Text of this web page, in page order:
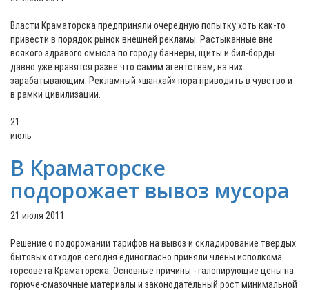
Власти Краматорска предприняли очередную попытку хоть как-то
привести в порядок рынок внешней рекламы. Растыканные вне
всякого здравого смысла по городу баннеры, щиты и бил-борды
давно уже нравятся разве что самим агентствам, на них
зарабатывающим. Рекламный «шанхай» пора приводить в чувство и
в рамки цивилизации.
21
июль
В Краматорске
подорожает вывоз мусора
21 июля 2011
Решение о подорожании тарифов на вывоз и складирование твердых
бытовых отходов сегодня единогласно приняли члены исполкома
горсовета Краматорска. Основные причины - галопирующие цены на
горюче-смазочные материалы и законодательный рост минимальной